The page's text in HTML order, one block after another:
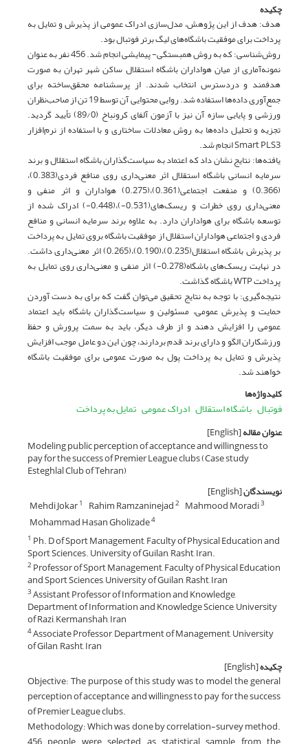
چکیده
هدف: هدف از این پژوهش، مدل‌سازی ادراک عمومی از پذیرش و تمایل به
پرداخت برای موفقیت باشگاه‌های لیگ برتر فوتبال بود.
روش‌شناسی: که به‌ روش همبستگی- پیمایشی انجام شد. 456 نفر به عنوان
نمونه‌آماری از میان هواداران باشگاه استقلال ساکن شهر تهران به صورت
هدفمند و دردسترس انتخاب شدند. از پرسشنامه محقق‌ساخته‌ برای
جمع‌آوری داده‌ها استفاده شد. روایی محتوایی آن توسط 19 تن از صاحب‌نظران
ورزشی و پایایی سازه آن نیز با آزمون آلفای کرونباخ (89/0) تأیید گردید.
تجزیه و تحلیل داده‌ها به روش معادلات ساختاری و با استفاده از نرم‌افزار
Smart PLS3 انجام شد.
یافته‌ها: نتایج نشان داد که اعتماد به سیاست‌گذاران باشگاه استقلال و برند
سرمایه انسانی باشگاه استقلال اثر معنی‌داری روی منافع فردی(0.383)،
(0.366) و منفعت اجتماعی(0.361)،(0.275) هواداران و اثر منفی و
معنی‌داری روی خطرات و ریسک‌های(0.531-)،(0.448-) ادراک شده از
توسعه باشگاه برای هواداران دارد. به علاوه برند سرمایه انسانی و منافع
فردی و اجتماعی هواداران استقلال از موفقیت باشگاه بروی تمایل به پرداخت
بر پذیرش باشگاه استقلال(0.235)،(0.190)،(0.265) اثر معنی‌داری داشت.
در نهایت ریسک‌های باشگاه(0.278-) اثر منفی و معنی‌داری روی تمایل به
پرداخت WTP باشگاه گذاشت.
نتیجه‌گیری: با توجه به نتایج تحقیق می‌توان گفت که برای به دست آوردن
حمایت و پذیرش عمومی، مسئولین و سیاست‌گذاران باشگاه باید اعتماد
عمومی را افزایش دهند و از طرف دیگر، باید به سمت پرورش و حفظ
ورزشکاران الگو و دارای برند قدم بردارند، چون این دو عامل موجب افزایش
پذیرش و تمایل به پرداخت پول به صورت عمومی برای موفقیت باشگاه
خواهند شد.
کلیدواژه‌ها
فوتبال باشگاه استقلال ادراک عمومی تمایل به پرداخت
عنوان مقاله[English]
Modeling public perception of acceptance and willingness to
pay for the success of Premier League clubs (Case study
Esteghlal Club of Tehran)
نویسندگان[English]
Mehdi Jokar1 Rahim Ramzaninejad2 Mahmood Moradi3
Mohammad Hasan Gholizade4
1 Ph. D of Sport Management, Faculty of Physical Education and
Sport Sciences. University of Guilan, Rasht, Iran.
2Professor of Sport Management, Faculty of Physical Education
and Sport Sciences, University of Guilan, Rasht, Iran
3Assistant Professor of Information and Knowledge,
Department of Information and Knowledge Science, University
of Razi, Kermanshah, Iran
4Associate Professor, Department of Management, University
of Gilan, Rasht, Iran
چکیده[English]
Objective: The purpose of this study was to model the general
perception of acceptance and willingness to pay for the success
of Premier League clubs.
Methodology: Which was done by correlation-survey method.